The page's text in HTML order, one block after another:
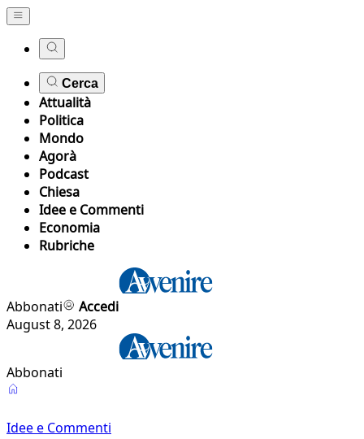
Cerca
Attualità
Politica
Mondo
Agorà
Podcast
Chiesa
Idee e Commenti
Economia
Rubriche
Abbonati
Accedi
August 8, 2026
Abbonati
Idee e Commenti